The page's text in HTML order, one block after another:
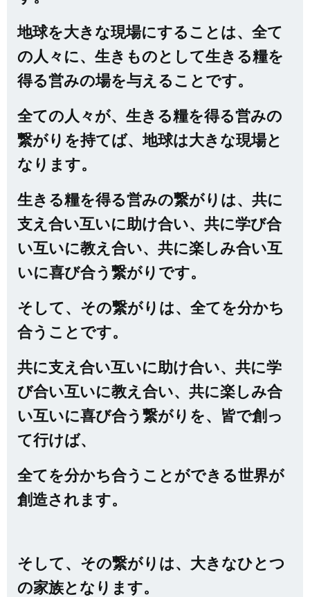
地球を大きな現場にすることは、全て
の人々に、生きものとして生きる糧を
得る営みの場を与えることです。
全ての人々が、生きる糧を得る営みの
繋がりを持てば、地球は大きな現場と
なります。
生きる糧を得る営みの繋がりは、共に
支え合い互いに助け合い、共に学び合
い互いに教え合い、共に楽しみ合い互
いに喜び合う繋がりです。
そして、その繋がりは、全てを分かち
合うことです。
共に支え合い互いに助け合い、共に学
び合い互いに教え合い、共に楽しみ合
い互いに喜び合う繋がりを、皆で創っ
て行けば、
全てを分かち合うことができる世界が
創造されます。
そして、その繋がりは、大きなひとつ
の家族となります。